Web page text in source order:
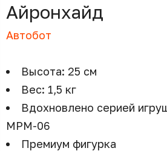
Айронхайд
Автобот
Высота: 25 см
Вес: 1,5 кг
Вдохновлено серией
MPM-06
Премиум фигурка